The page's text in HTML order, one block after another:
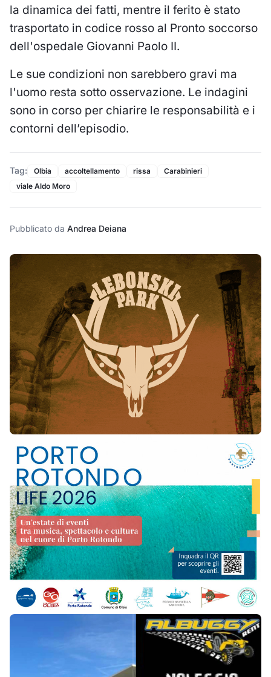
la dinamica dei fatti, mentre il ferito è stato
trasportato in codice rosso al Pronto soccorso
dell'ospedale Giovanni Paolo II.
Le sue condizioni non sarebbero gravi ma
l'uomo resta sotto osservazione. Le indagini
sono in corso per chiarire le responsabilità e i
contorni dell’episodio.
Tag: Olbia accoltellamento rissa
Carabinieri
viale Aldo Moro
Pubblicato da Andrea Deiana